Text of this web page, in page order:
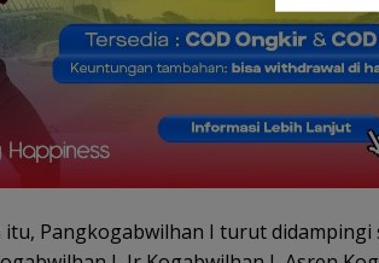
itu, Pangkogabwilhan I turut didampingi
Dugaan Penipuan
Anggota Polri di
Lingga, Uang
Demo di
PKH
Hutan di